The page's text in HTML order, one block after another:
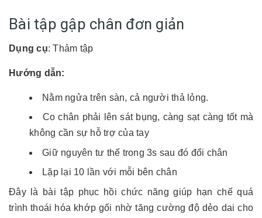
Bài tập gập chân đơn giản
Dụng cụ: Thảm tập
Hướng dẫn:
Nằm ngửa trên sàn, cả người thả lỏng.
Co chân phải lên sát bụng, càng sạt càng tốt mà
không cần sự hỗ trợ của tay
Giữ nguyên tư thế trong 3s sau đó đổi chân
Lặp lại 10 lần với mỗi bên chân
Đây là bài tập phục hồi chức năng giúp hạn chế quá
trình thoái hóa khớp gối nhờ tăng cường độ dẻo dai cho